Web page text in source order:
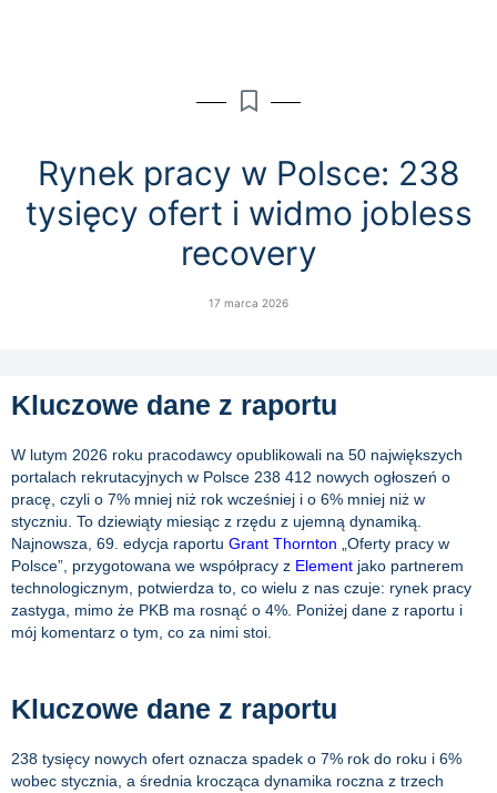
Rynek pracy w Polsce: 238
tysięcy ofert i widmo jobless
recovery
17 marca 2026
Kluczowe dane z raportu
W lutym 2026 roku pracodawcy opublikowali na 50 największych
portalach rekrutacyjnych w Polsce 238 412 nowych ogłoszeń o
pracę, czyli o 7% mniej niż rok wcześniej i o 6% mniej niż w
styczniu. To dziewiąty miesiąc z rzędu z ujemną dynamiką.
Najnowsza, 69. edycja raportu Grant Thornton „Oferty pracy w
Polsce”, przygotowana we współpracy z Element jako partnerem
technologicznym, potwierdza to, co wielu z nas czuje: rynek pracy
zastyga, mimo że PKB ma rosnąć o 4%. Poniżej dane z raportu i
mój komentarz o tym, co za nimi stoi.
Kluczowe dane z raportu
238 tysięcy nowych ofert oznacza spadek o 7% rok do roku i 6%
wobec stycznia, a średnia krocząca dynamika roczna z trzech